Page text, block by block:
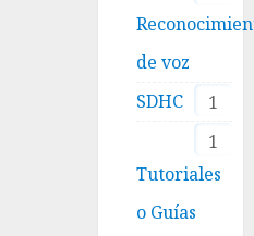
de voz
1
SDHC
1
Tutoriales
o Guías